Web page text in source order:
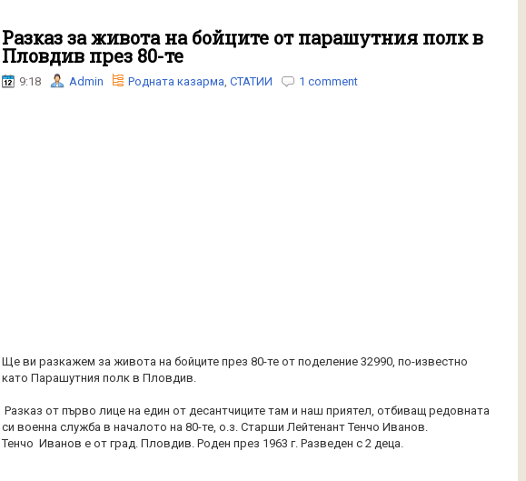
Разказ за живота на бойците от парашутния полк в
Пловдив през 80-те
9:18 Admin Родната казарма, СТАТИИ 1 comment
Ще ви разкажем за живота на бойците през 80-те от поделение 32990, по-известно
като Парашутния полк в Пловдив.
Разказ от първо лице на един от десантчиците там и наш приятел, отбиващ редовната
си военна служба в началото на 80-те, о.з. Старши Лейтенант Тенчо Иванов.
Тенчо Иванов е от град. Пловдив. Роден през 1963 г. Разведен с 2 деца.